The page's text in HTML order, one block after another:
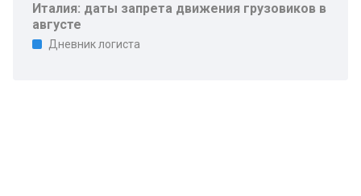
Италия: даты запрета движения грузовиков в
августе
Дневник логиста